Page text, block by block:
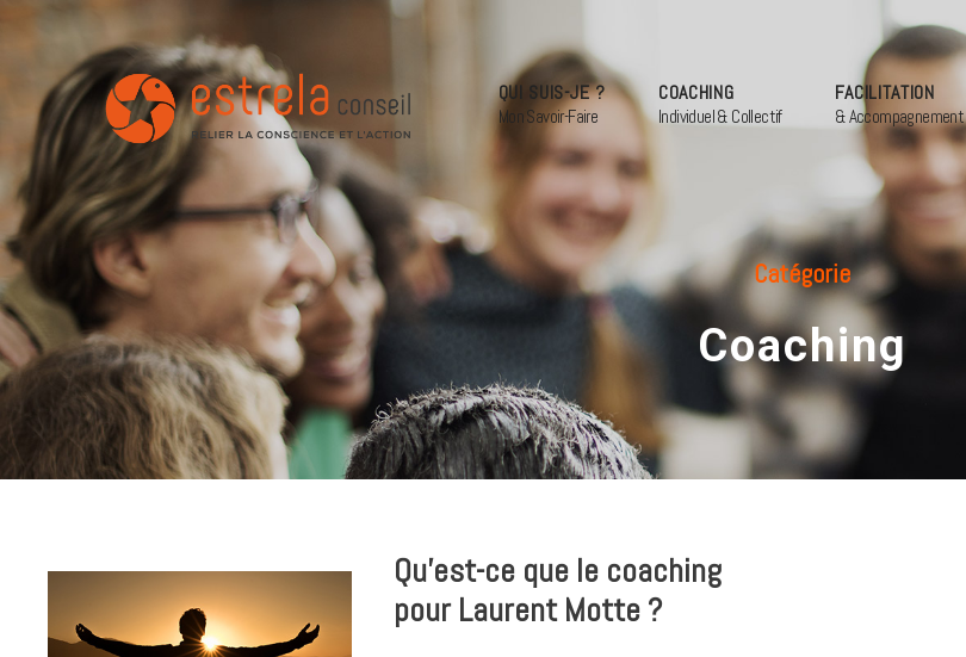
QUI SUIS-JE ?
Mon Savoir-Faire
COACHING
Individuel & Collectif
FACILITATION
& Accompagnement
Catégorie
Coaching
Qu’est-ce que le coaching
pour Laurent Motte ?